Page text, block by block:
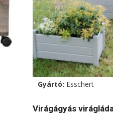
Gyártó: Esschert
Virágágyás